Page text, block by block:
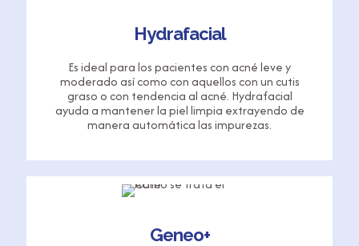
Hydrafacial
Es ideal para los pacientes con acné leve y
moderado así como con aquellos con un cutis
graso o con tendencia al acné. Hydrafacial
ayuda a mantener la piel limpia extrayendo de
manera automática las impurezas.
Geneo+